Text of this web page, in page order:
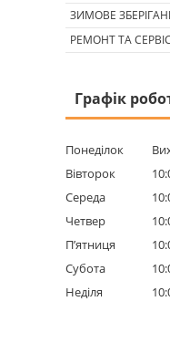
ЗИМОВЕ
РЕМОНТ ТА
Графік
Понеділок
Вівторок
Середа
Четвер
Пʼятниця
Субота
Неділя